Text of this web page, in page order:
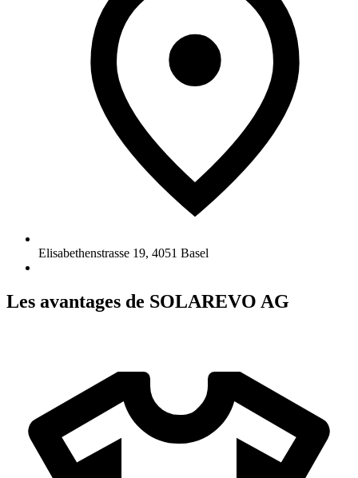
Elisabethenstrasse 19, 4051 Basel
Les avantages de SOLAREVO AG